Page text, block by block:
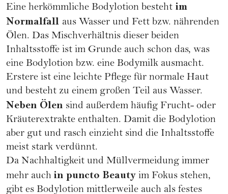
Eine herkömmliche Bodylotion besteht im
Normalfall aus Wasser und Fett bzw. nährenden
Ölen. Das Mischverhältnis dieser beiden
Inhaltsstoffe ist im Grunde auch schon das, was
eine Bodylotion bzw. eine Bodymilk ausmacht.
Erstere ist eine leichte Pflege für normale Haut
und besteht zu einem großen Teil aus Wasser.
Neben Ölen sind außerdem häufig Frucht- oder
Kräuterextrakte enthalten. Damit die Bodylotion
aber gut und rasch einzieht sind die Inhaltsstoffe
meist stark verdünnt.
Da Nachhaltigkeit und Müllvermeidung immer
mehr auch in puncto Beauty im Fokus stehen,
gibt es Bodylotion mittlerweile auch als festes